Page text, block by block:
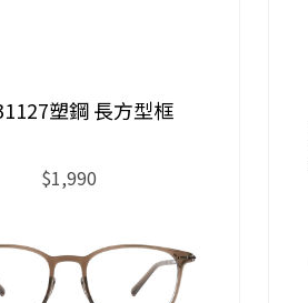
塑鋼 長方型框
$1,990